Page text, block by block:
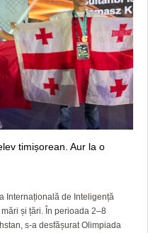
timișorean. Aur la o
Internațională de Inteligență
și țări. În perioada 2–8
s-a desfășurat Olimpiada